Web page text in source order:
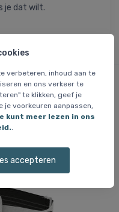
verbeteren, inhoud aan te
en ons verkeer te
te klikken, geef je
je voorkeuren aanpassen,
kunt meer lezen in ons
.
accepteren
je dat wilt.
items